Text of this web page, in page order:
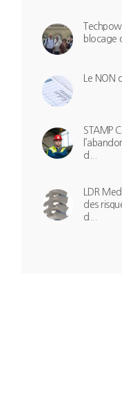
blocage
Le NON
STAMP
d...
LDR
des
d...